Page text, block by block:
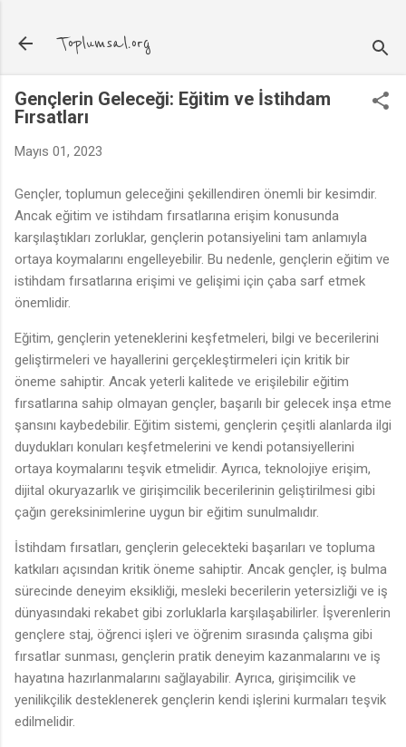
Toplumsal.org
Gençlerin Geleceği: Eğitim ve İstihdam
Fırsatları
Mayıs 01, 2023
Gençler, toplumun geleceğini şekillendiren önemli bir kesimdir.
Ancak eğitim ve istihdam fırsatlarına erişim konusunda
karşılaştıkları zorluklar, gençlerin potansiyelini tam anlamıyla
ortaya koymalarını engelleyebilir. Bu nedenle, gençlerin eğitim ve
istihdam fırsatlarına erişimi ve gelişimi için çaba sarf etmek
önemlidir.
Eğitim, gençlerin yeteneklerini keşfetmeleri, bilgi ve becerilerini
geliştirmeleri ve hayallerini gerçekleştirmeleri için kritik bir
öneme sahiptir. Ancak yeterli kalitede ve erişilebilir eğitim
fırsatlarına sahip olmayan gençler, başarılı bir gelecek inşa etme
şansını kaybedebilir. Eğitim sistemi, gençlerin çeşitli alanlarda ilgi
duydukları konuları keşfetmelerini ve kendi potansiyellerini
ortaya koymalarını teşvik etmelidir. Ayrıca, teknolojiye erişim,
dijital okuryazarlık ve girişimcilik becerilerinin geliştirilmesi gibi
çağın gereksinimlerine uygun bir eğitim sunulmalıdır.
İstihdam fırsatları, gençlerin gelecekteki başarıları ve topluma
katkıları açısından kritik öneme sahiptir. Ancak gençler, iş bulma
sürecinde deneyim eksikliği, mesleki becerilerin yetersizliği ve iş
dünyasındaki rekabet gibi zorluklarla karşılaşabilirler. İşverenlerin
gençlere staj, öğrenci işleri ve öğrenim sırasında çalışma gibi
fırsatlar sunması, gençlerin pratik deneyim kazanmalarını ve iş
hayatına hazırlanmalarını sağlayabilir. Ayrıca, girişimcilik ve
yenilikçilik desteklenerek gençlerin kendi işlerini kurmaları teşvik
edilmelidir.